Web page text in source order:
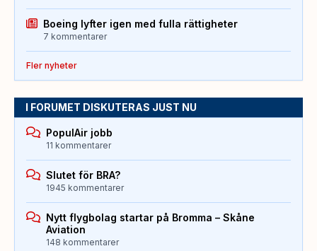
Boeing lyfter igen med fulla rättigheter
7 kommentarer
Fler nyheter
I FORUMET DISKUTERAS JUST NU
PopulAir jobb
11 kommentarer
Slutet för BRA?
1945 kommentarer
Nytt flygbolag startar på Bromma – Skåne
Aviation
148 kommentarer